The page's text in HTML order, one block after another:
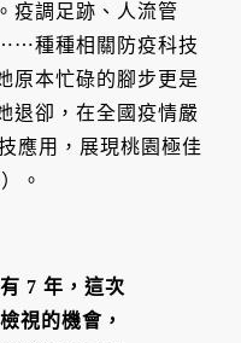
疫調足跡、人流管
種種相關防疫科技
原本忙碌的腳步更是
退卻，在全國疫情嚴
應用，展現桃園極佳
。
7 年，這次
視的機會，